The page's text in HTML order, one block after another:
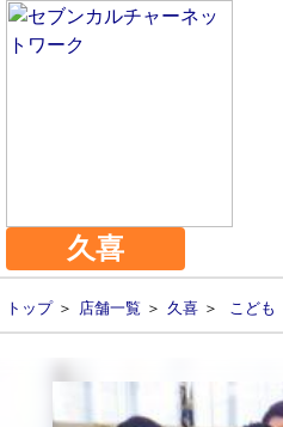
久喜
トップ＞ 店舗一覧 ＞ 久喜 ＞ こども